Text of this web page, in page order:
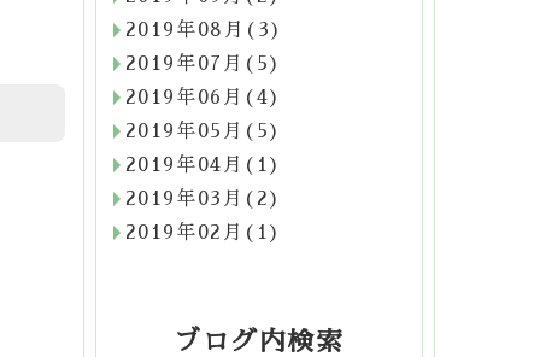
2019年08月(3)
2019年07月(5)
2019年06月(4)
2019年05月(5)
2019年04月(1)
2019年03月(2)
2019年02月(1)
ブログ内検索